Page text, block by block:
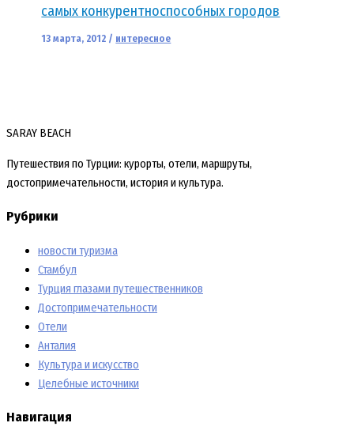
самых конкурентноспособных городов
13 марта, 2012 / интересное
SARAY BEACH
Путешествия по Турции: курорты, отели, маршруты,
достопримечательности, история и культура.
Рубрики
новости туризма
Стамбул
Турция глазами путешественников
Достопримечательности
Отели
Анталия
Культура и искусство
Целебные источники
Навигация